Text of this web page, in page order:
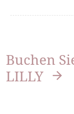
Buchen
LILLY